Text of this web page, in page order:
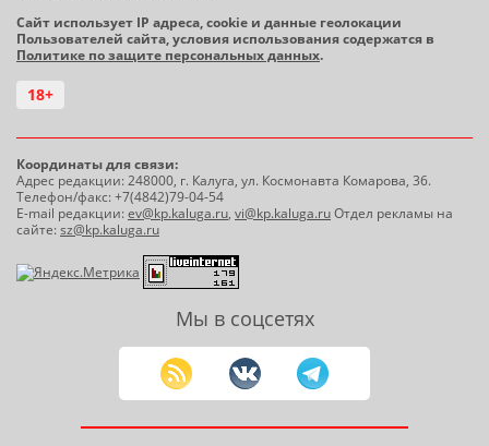
Сайт использует IP адреса, cookie и данные геолокации
Пользователей сайта, условия использования содержатся в
Политике по защите персональных данных.
18+
Координаты для связи:
Адрес редакции: 248000, г. Калуга, ул. Космонавта Комарова, 36.
Телефон/факс: +7(4842)79-04-54
E-mail редакции:ev@kp.kaluga.ru, vi@kp.kaluga.ruОтдел рекламы на
сайте:sz@kp.kaluga.ru
Мы в соцсетях